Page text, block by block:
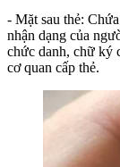
- Mặt sau thẻ:
nhận dạng của
chức danh, chữ ký
cơ quan cấp thẻ.